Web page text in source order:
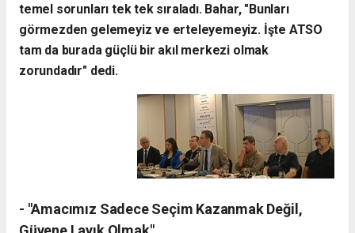
temel sorunları tek tek sıraladı. Bahar, "Bunları
görmezden gelemeyiz ve erteleyemeyiz. İşte ATSO
tam da burada güçlü bir akıl merkezi olmak
zorundadır" dedi.
- ​"Amacımız Sadece Seçim Kazanmak Değil,